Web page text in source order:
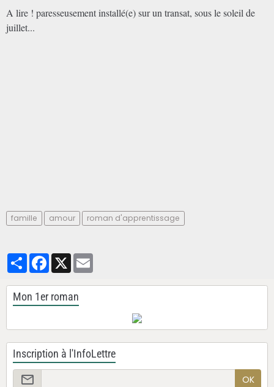
A lire ! paresseusement installé(e) sur un transat, sous le soleil de
juillet...
famille amour roman d'apprentissage
PartagerFacebook
X
Mon 1er roman
Inscription à l'InfoLettre
OK